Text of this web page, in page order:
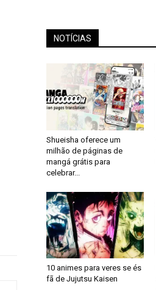
NOTÍCIAS
Shueisha oferece um
milhão de páginas de
mangá grátis para
celebrar...
10 animes para veres se és
fã de Jujutsu Kaisen